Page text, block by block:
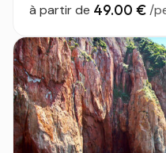
à partir de 49.00 € /